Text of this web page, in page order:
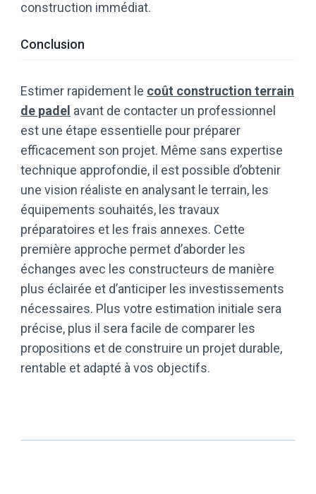
construction immédiat.
Conclusion
Estimer rapidement le coût construction terrain
de padel avant de contacter un professionnel
est une étape essentielle pour préparer
efficacement son projet. Même sans expertise
technique approfondie, il est possible d’obtenir
une vision réaliste en analysant le terrain, les
équipements souhaités, les travaux
préparatoires et les frais annexes. Cette
première approche permet d’aborder les
échanges avec les constructeurs de manière
plus éclairée et d’anticiper les investissements
nécessaires. Plus votre estimation initiale sera
précise, plus il sera facile de comparer les
propositions et de construire un projet durable,
rentable et adapté à vos objectifs.